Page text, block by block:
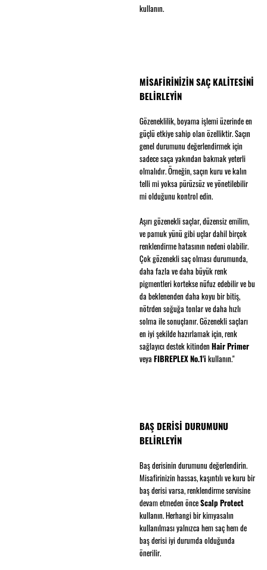
kullanın.
MİSAFİRİNİZİN SAÇ KALİTESİNİ
BELİRLEYİN
Gözeneklilik, boyama işlemi üzerinde en
güçlü etkiye sahip olan özelliktir. Saçın
genel durumunu değerlendirmek için
sadece saça yakından bakmak yeterli
olmalıdır. Örneğin, saçın kuru ve kalın
telli mi yoksa pürüzsüz ve yönetilebilir
mi olduğunu kontrol edin.
Aşırı gözenekli saçlar, düzensiz emilim,
ve pamuk yünü gibi uçlar dahil birçok
renklendirme hatasının nedeni olabilir.
Çok gözenekli saç olması durumunda,
daha fazla ve daha büyük renk
pigmentleri kortekse nüfuz edebilir ve bu
da beklenenden daha koyu bir bitiş,
nötrden soğuğa tonlar ve daha hızlı
solma ile sonuçlanır. Gözenekli saçları
en iyi şekilde hazırlamak için, renk
sağlayıcı destek kitinden Hair Primer
veya FIBREPLEX No.1'i kullanın."
BAŞ DERİSİ DURUMUNU
BELİRLEYİN
Baş derisinin durumunu değerlendirin.
Misafirinizin hassas, kaşıntılı ve kuru bir
baş derisi varsa, renklendirme servisine
devam etmeden önceScalp Protect
kullanın. Herhangi bir kimyasalın
kullanılması yalnızca hem saç hem de
baş derisi iyi durumda olduğunda
önerilir.